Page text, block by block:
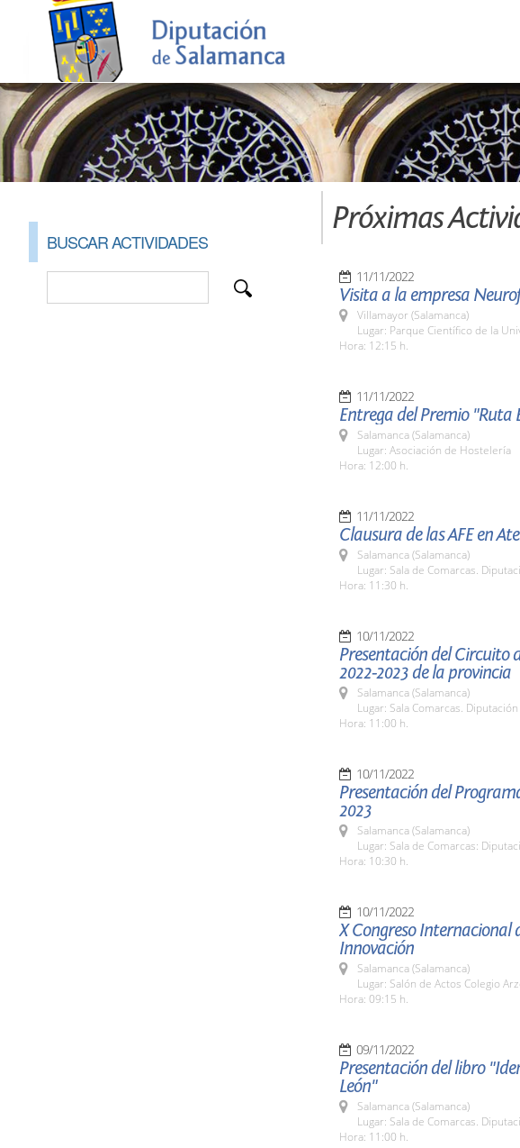
BUSCAR ACTIVIDADES
Próximas
11/11/2022
Visita a la empresa
Villamayor (Salamanca)
Lugar: Parque Científico de la
Hora: 12:15 h.
11/11/2022
Entrega del Premio "Ruta
Salamanca (Salamanca)
Lugar: Asociación de Hostelería
Hora: 12:00 h.
11/11/2022
Clausura de las AFE en
Salamanca (Salamanca)
Lugar: Sala de Comarcas.
Hora: 11:30 h.
10/11/2022
Presentación del Circuito
2022-2023 de la provincia
Salamanca (Salamanca)
Lugar: Sala Comarcas.
Hora: 11:00 h.
10/11/2022
Presentación del
2023
Salamanca (Salamanca)
Lugar: Sala de Comarcas:
Hora: 10:30 h.
10/11/2022
X Congreso Internacional
Innovación
Salamanca (Salamanca)
Lugar: Salón de Actos Colegio
Hora: 09:15 h.
09/11/2022
Presentación del libro
León"
Salamanca (Salamanca)
Lugar: Sala de Comarcas.
Hora: 11:00 h.